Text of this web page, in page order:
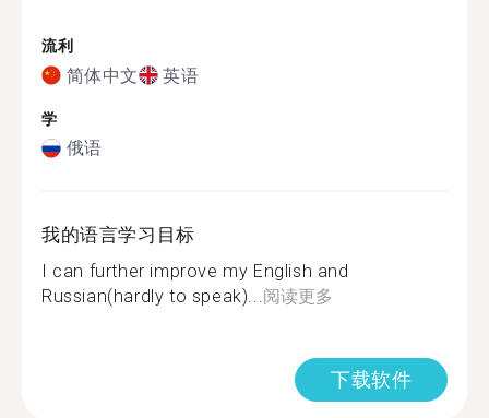
流利
简体中文 英语
学
俄语
我的语言学习目标
I can further improve my English and
Russian(hardly to speak)...阅读更多
下载软件